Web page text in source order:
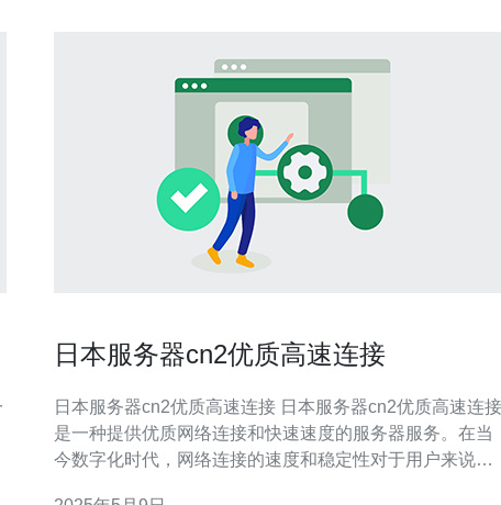
日本服务器cn2优质高速连接
日本服务器cn2优质高速连接 日本服务器cn2优质高速连接
是一种提供优质网络连接和快速速度的服务器服务。在当
今数字化时代，网络连接的速度和稳定性对于用户来说至